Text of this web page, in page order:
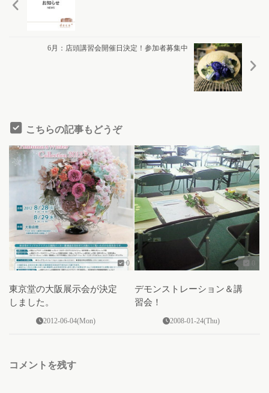
6月：店頭講習会開催日決定！参加者募集中
こちらの記事もどうぞ
0
東京堂の大阪展示会が決定
しました。
2012-06-04(Mon)
0
デモンストレーション＆講
習会！
2008-01-24(Thu)
コメントを残す